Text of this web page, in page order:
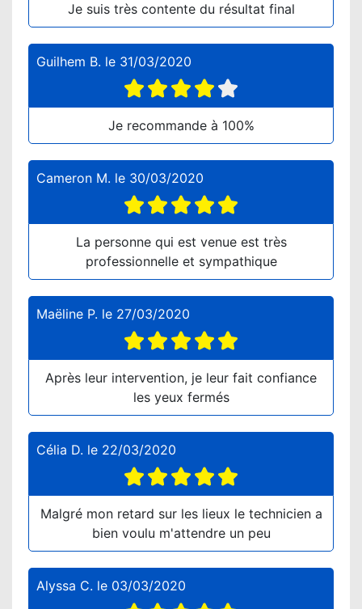
Je suis très contente du résultat final
Guilhem B. le 31/03/2020
Je recommande à 100%
Cameron M. le 30/03/2020
La personne qui est venue est très
professionnelle et sympathique
Maëline P. le 27/03/2020
Après leur intervention, je leur fait confiance
les yeux fermés
Célia D. le 22/03/2020
Malgré mon retard sur les lieux le technicien a
bien voulu m'attendre un peu
Alyssa C. le 03/03/2020